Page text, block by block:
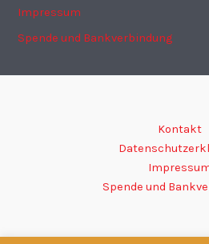
Impressum
Spende und Bankverbindung
Kontakt
Spende und